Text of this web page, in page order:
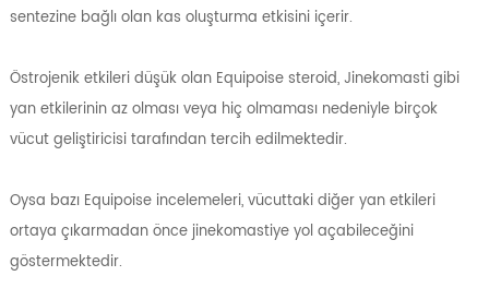
sentezine bağlı olan kas oluşturma etkisini içerir.
Östrojenik etkileri düşük olan Equipoise steroid, Jinekomasti gibi
yan etkilerinin az olması veya hiç olmaması nedeniyle birçok
vücut geliştiricisi tarafından tercih edilmektedir.
Oysa bazı Equipoise incelemeleri, vücuttaki diğer yan etkileri
ortaya çıkarmadan önce jinekomastiye yol açabileceğini
göstermektedir.